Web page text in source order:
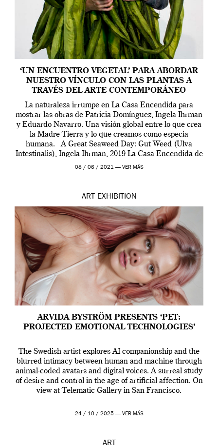
‘UN ENCUENTRO VEGETAL’ PARA ABORDAR
NUESTRO VÍNCULO CON LAS PLANTAS A
TRAVÉS DEL ARTE CONTEMPORÁNEO
La naturaleza irrumpe en La Casa Encendida para
mostrar las obras de Patricia Domínguez, Ingela Ihrman
y Eduardo Navarro. Una visión global entre lo que crea
la Madre Tierra y lo que creamos como especia
humana. A Great Seaweed Day: Gut Weed (Ulva
Intestinalis), Ingela Ihrman, 2019 La Casa Encendida de
Madrid y la Wellcome […]
08 / 06 / 2021 — VER MÁS
ART EXHIBITION
ARVIDA BYSTRÖM PRESENTS ‘PET:
PROJECTED EMOTIONAL TECHNOLOGIES’
The Swedish artist explores AI companionship and the
blurred intimacy between human and machine through
animal-coded avatars and digital voices. A surreal study
of desire and control in the age of artificial affection. On
view at Telematic Gallery in San Francisco.
24 / 10 / 2025 — VER MÁS
ART